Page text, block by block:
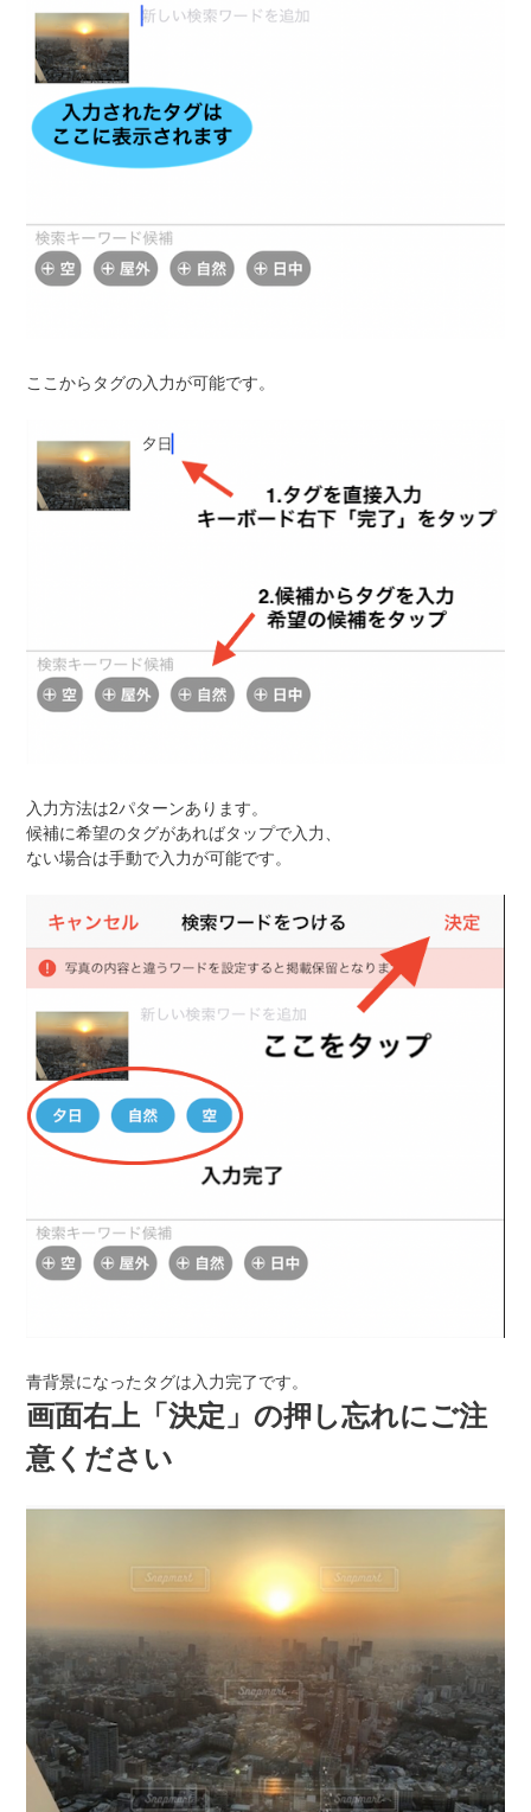
ここからタグの入力が可能です。
入力方法は2パターンあります。
候補に希望のタグがあればタップで入力、
ない場合は手動で入力が可能です。
青背景になったタグは入力完了です。
画面右上「決定」の押し忘れにご注
意ください